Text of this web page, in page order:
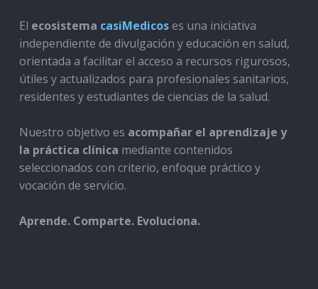
El ecosistema casiMedicoses una iniciativa
independiente de divulgación y educación en salud,
orientada a facilitar el acceso a recursos rigurosos,
útiles y actualizados para profesionales sanitarios,
residentes y estudiantes de ciencias de la salud.
Nuestro objetivo es acompañar el aprendizaje y
la práctica clínica mediante contenidos
seleccionados con criterio, enfoque práctico y
vocación de servicio.
Aprende. Comparte. Evoluciona.